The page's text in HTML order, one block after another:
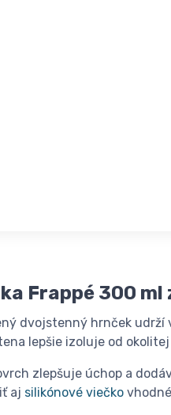
Frappé 300 ml
dvojstenný hrnček
lepšie izoluje od
zlepšuje úchop a
aj silikónové viečko